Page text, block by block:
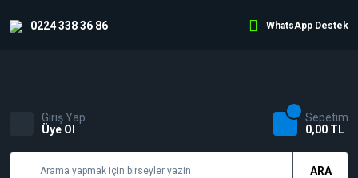
0224 338 36 86 WhatsApp Destek
ARA
Giriş Yap
Üye Ol
Sepetim
0,00 TL